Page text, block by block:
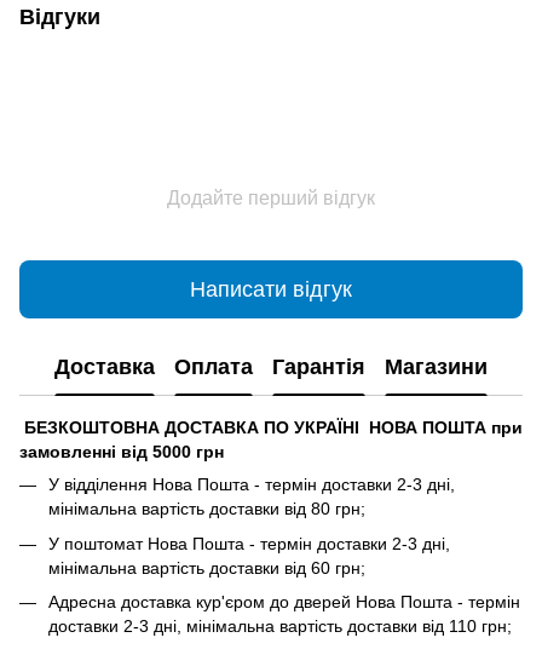
Відгуки
Додайте перший відгук
Написати відгук
Доставка Оплата Гарантія Магазини
БЕЗКОШТОВНА ДОСТАВКА ПО УКРАЇНІ НОВА ПОШТА при
замовленні від 5000 грн
У відділення Нова Пошта - термін доставки 2-3 дні,
мінімальна вартість доставки від 80 грн;
У поштомат Нова Пошта - термін доставки 2-3 дні,
мінімальна вартість доставки від 60 грн;
Адресна доставка кур'єром до дверей Нова Пошта - термін
доставки 2-3 дні, мінімальна вартість доставки від 110 грн;